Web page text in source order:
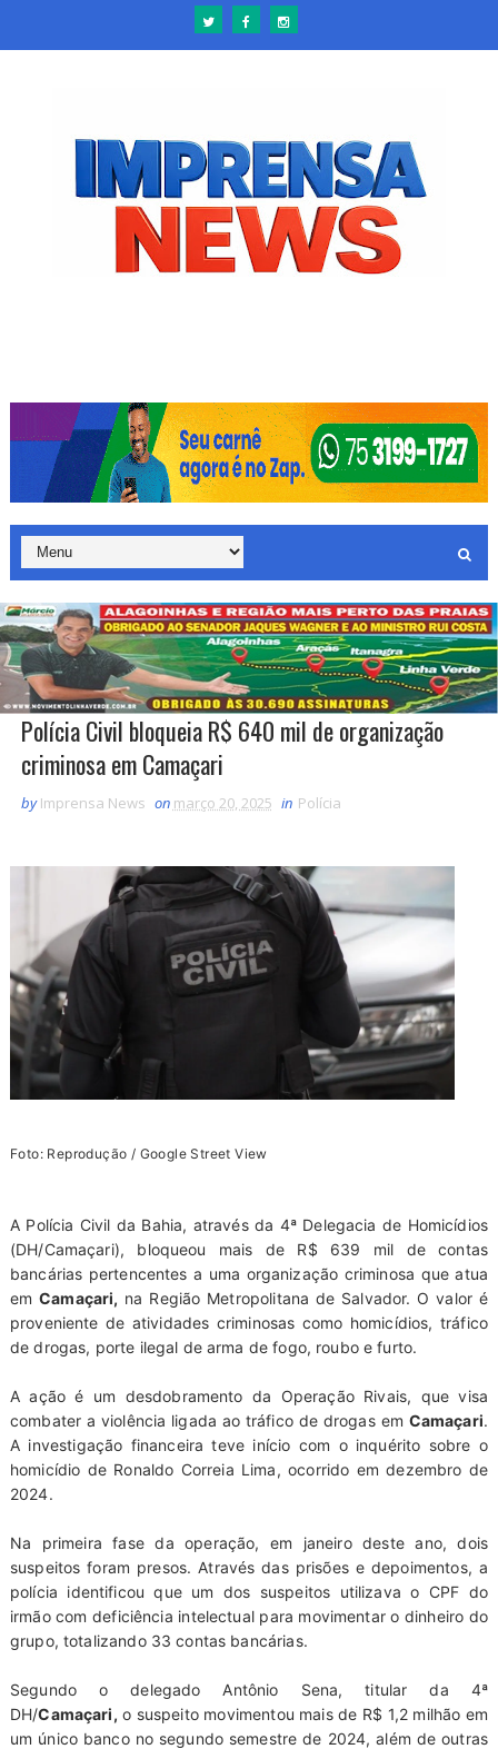
Polícia Civil bloqueia R$ 640 mil de organização
criminosa em Camaçari
by Imprensa News on março 20, 2025 in Polícia
Foto: Reprodução / Google Street View
A Polícia Civil da Bahia, através da 4ª Delegacia de Homicídios
(DH/Camaçari), bloqueou mais de R$ 639 mil de contas
bancárias pertencentes a uma organização criminosa que atua
emCamaçari, na Região Metropolitana de Salvador. O valor é
proveniente de atividades criminosas como homicídios, tráfico
de drogas, porte ilegal de arma de fogo, roubo e furto.
A ação é um desdobramento da Operação Rivais, que visa
combater a violência ligada ao tráfico de drogas em Camaçari.
A investigação financeira teve início com o inquérito sobre o
homicídio de Ronaldo Correia Lima, ocorrido em dezembro de
2024.
Na primeira fase da operação, em janeiro deste ano, dois
suspeitos foram presos. Através das prisões e depoimentos, a
polícia identificou que um dos suspeitos utilizava o CPF do
irmão com deficiência intelectual para movimentar o dinheiro do
grupo, totalizando 33 contas bancárias.
Segundo o delegado Antônio Sena, titular da 4ª
DH/Camaçari, o suspeito movimentou mais de R$ 1,2 milhão em
um único banco no segundo semestre de 2024, além de outras